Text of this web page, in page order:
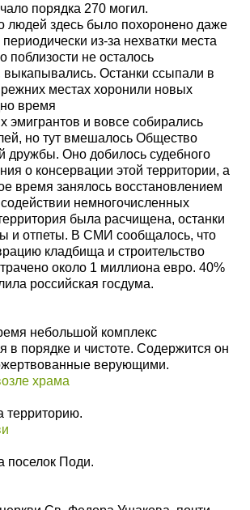
порядка 270 могил.
людей здесь было похоронено даже
из-за нехватки места
поблизости не осталось
выкапывались. Останки ссыпали в
местах хоронили новых
время
эмигрантов и вовсе собирались
но тут вмешалось Общество
дружбы. Оно добилось судебного
о консервации этой территории, а
время занялось восстановлением
немногочисленных
была расчищена, останки
и отпеты. В СМИ сообщалось, что
кладбища и строительство
около 1 миллиона евро. 40%
российская госдума.
небольшой комплекс
в порядке и чистоте. Содержится он
верующими.
территорию.
поселок Поди.